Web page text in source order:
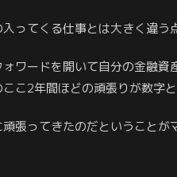
ってくる仕事とは大きく違う
ワードを開いて自分の金融
こ2年間ほどの頑張りが数字
張ってきたのだということ